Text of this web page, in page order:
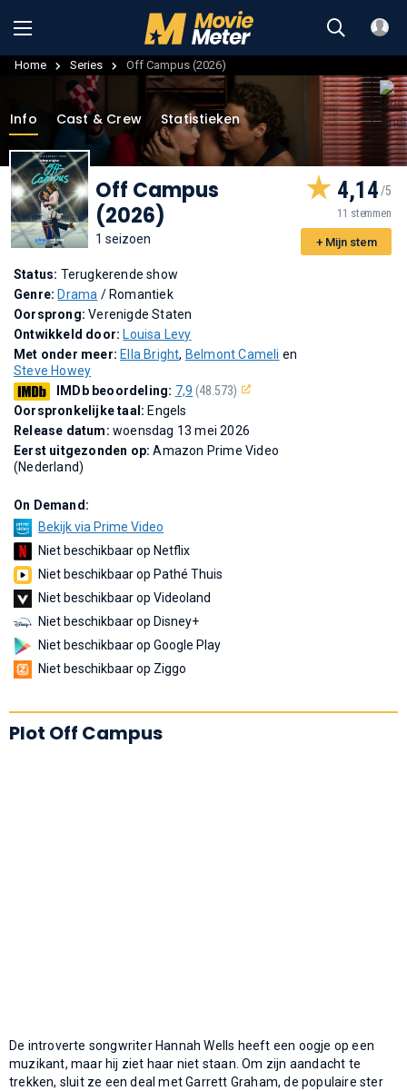
Home Series Off Campus (2026)
Info Cast & Crew Statistieken
Off Campus
(2026)
1 seizoen
4,14
11 stemmen
+ Mijn stem
Status: Terugkerende show
Genre: Drama / Romantiek
Oorsprong:Verenigde Staten
Ontwikkeld door: Louisa Levy
Met onder meer: Ella Bright, Belmont Cameli en
Steve Howey
IMDb beoordeling: 7,9 (48.573)
Oorspronkelijke taal: Engels
Release datum: woensdag 13 mei 2026
Eerst uitgezonden op:Amazon Prime Video
(Nederland)
On Demand:
Bekijk via Prime Video
Niet beschikbaar op Netflix
Niet beschikbaar op Pathé Thuis
Niet beschikbaar op Videoland
Niet beschikbaar op Disney+
Niet beschikbaar op Google Play
Niet beschikbaar op Ziggo
Plot Off Campus
De introverte songwriter Hannah Wells heeft een oogje op een
muzikant, maar hij ziet haar niet staan. Om zijn aandacht te
trekken, sluit ze een deal met Garrett Graham, de populaire ster